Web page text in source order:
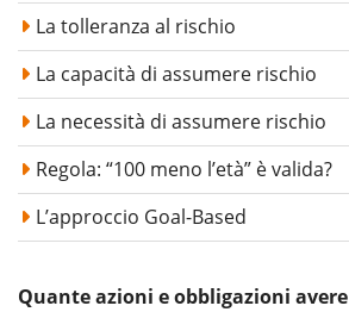
La tolleranza al rischio
La capacità di assumere rischio
La necessità di assumere rischio
Regola: “100 meno l’età” è valida?
L’approccio Goal-Based
Quante azioni e obbligazioni avere